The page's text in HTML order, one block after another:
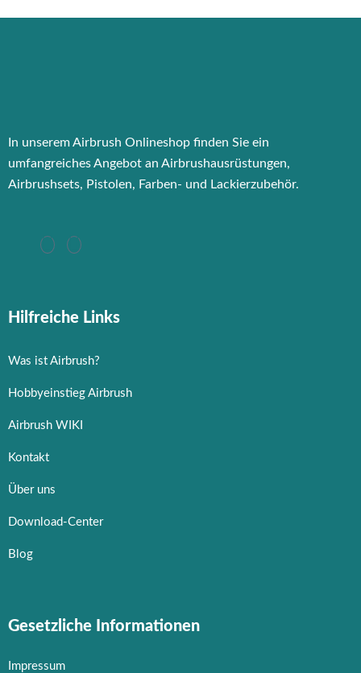
In unserem Airbrush Onlineshop finden Sie ein
umfangreiches Angebot an Airbrushausrüstungen,
Airbrushsets, Pistolen, Farben- und Lackierzubehör.
Hilfreiche Links
Was ist Airbrush?
Hobbyeinstieg Airbrush
Airbrush WIKI
Kontakt
Über uns
Download-Center
Blog
Gesetzliche Informationen
Impressum